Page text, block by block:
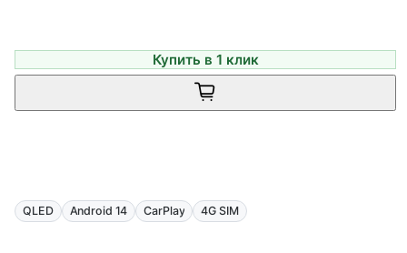
Купить в 1 клик
QLED Android 14 CarPlay 4G SIM